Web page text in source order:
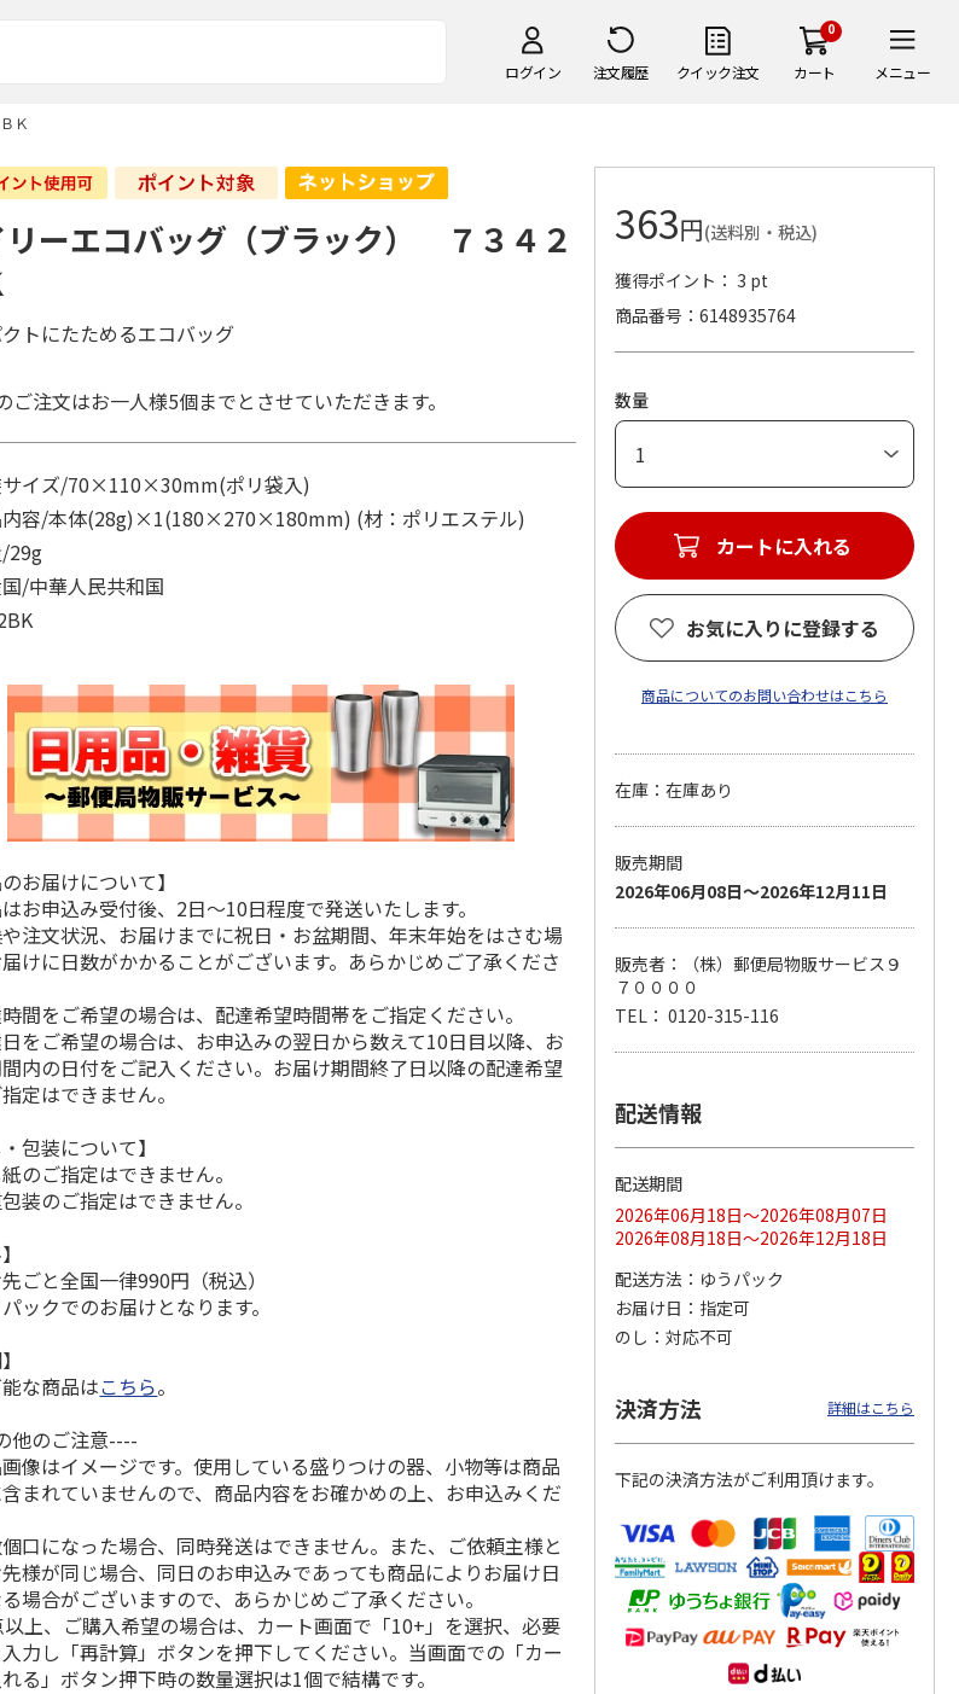
ログイン 注文履歴 クイック注文
0
カート メニュー
Ｋ
MLB ドジャース 大
谷翔平 2026 NL 3・
33,000円
(送料・税込)
ドジャース 大谷翔
平 日本人最多53試
9,900円
(送料・税込)
ドジャース 大谷翔
平 日本人最多53試
合連続出塁記念 シ
ル…
17,000円
(送料・税込)
谷翔平 2026 NL 3・
4月投手…
リーエコバッグ（ブラック） ７３４２
トにたためるエコバッグ
注文はお一人様5個までとさせていただきます。
イズ/70×110×30mm(ポリ袋入)
容/本体(28g)×1(180×270×180mm) (材：ポリエステル)
29g
/中華人民共和国
のお届けについて】
お申込み受付後、2日～10日程度で発送いたします。
注文状況、お届けまでに祝日・お盆期間、年末年始をはさむ場
けに日数がかかることがございます。あらかじめご了承くださ
間をご希望の場合は、配達希望時間帯をご指定ください。
をご希望の場合は、お申込みの翌日から数えて10日目以降、お
内の日付をご記入ください。お届け期間終了日以降の配達希望
定はできません。
・包装について】
のご指定はできません。
装のご指定はできません。
ごと全国一律990円（税込）
ックでのお届けとなります。
な商品はこちら。
他のご注意----
像はイメージです。使用している盛りつけの器、小物等は商品
まれていませんので、商品内容をお確かめの上、お申込みくだ
口になった場合、同時発送はできません。また、ご依頼主様と
様が同じ場合、同日のお申込みであっても商品によりお届け日
場合がございますので、あらかじめご了承ください。
上、ご購入希望の場合は、カート画面で「10+」を選択、必要
力し「再計算」ボタンを押下してください。当画面での「カー
れる」ボタン押下時の数量選択は1個で結構です。
363円(送料別・税込)
獲得ポイント： 3 pt
商品番号
6148935764
数量
カートに入れる
お気に入りに登録する
商品についてのお問い合わせはこちら
在庫：在庫あり
販売期間
2026年06月08日～2026年12月11日
販売者：（株）郵便局物販サービス９
７００００
TEL： 0120-315-116
配送情報
配送期間
2026年06月18日～2026年08月07日
2026年08月18日～2026年12月18日
配送方法
ゆうパック
お届け日
指定可
のし
対応不可
決済方法 詳細はこちら
下記の決済方法がご利用頂けます。